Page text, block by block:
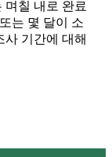
며칠 내로 완료
는 몇 달이 소
사 기간에 대해